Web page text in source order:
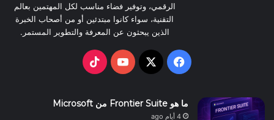
الرقمي، وتوفير فضاء مناسب لكل المهتمين بعالم
التقنية، سواء كانوا مبتدئين أو من أصحاب الخبرة
الذين يبحثون عن المعرفة والتطوير المستمر.
Facebook
X
YouTube
TikTok
ما هو Frontier Suite من Microsoft
4 أيام ago